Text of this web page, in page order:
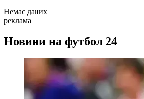
Немає даних
реклама
Новини на футбол 24